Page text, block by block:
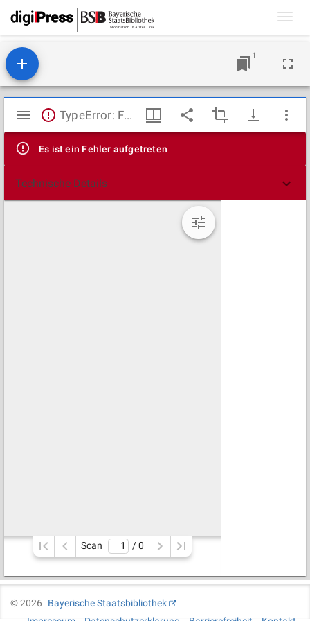
1
Mirador
Viewer
TypeError: Failed to fetch
Es ist ein Fehler aufgetreten
Technische Details
Scan / 0
©2026
Bayerische Staatsbibliothek